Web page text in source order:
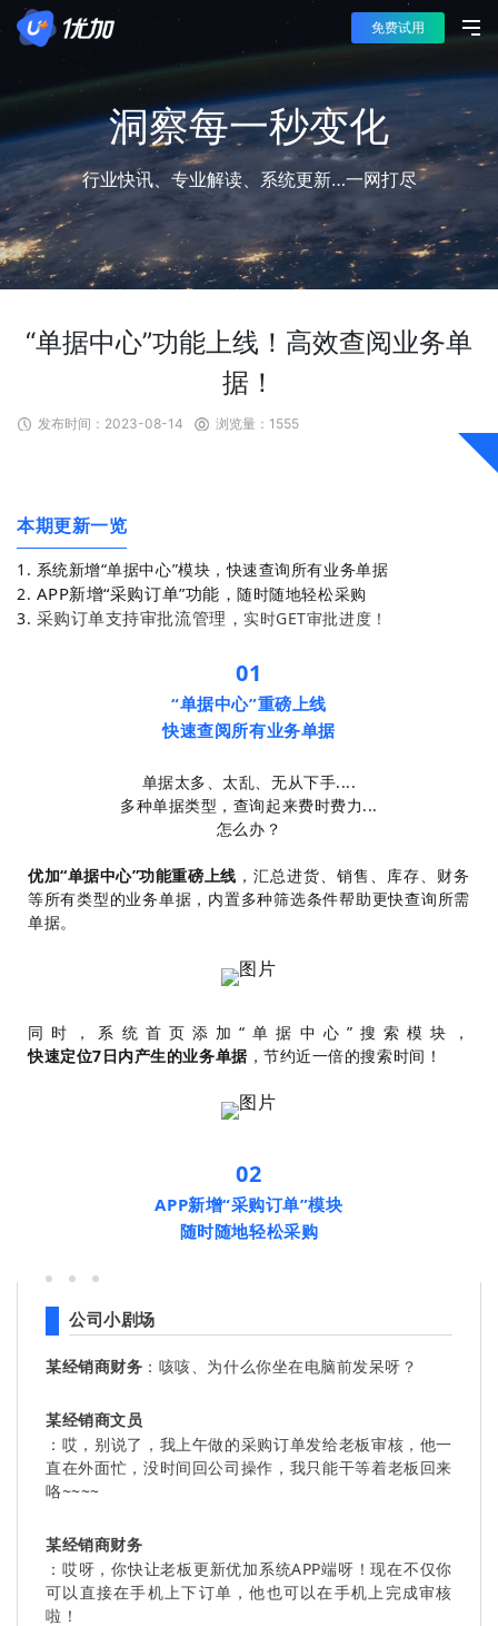
免费试用
洞察每一秒变化
行业快讯、专业解读、系统更新…一网打尽
“单据中心”功能上线！高效查阅业务单
据！
发布时间： 2023-08-14 浏览量： 1555
本期更新一览
1. 系统新增“单据中心”模块，快速查询所有业务单据
2. APP新增“采购订单”功能，随时随地轻松采购
3. 采购订单支持审批流管理， 实时GET审批进度！
01
“单据中心”重磅上线
快速查阅所有业务单据
单据太多、太乱、无从下手....
多种单据类型，查询起来费时费力...
怎么办？
优加“单据中心”功能重磅上线 ，汇总进货、销售、库存、财务
等所有类型的业务单据，内置多种筛选条件帮助更快查询所需
单据。
同时，系统首页添加“单据中心”搜索模块，
快速定位7日内产生的业务单据，节约近一倍的搜索时间！
02
APP新增“采购订单”模块
随时随地轻松采购
公司小剧场
某经销商财务 ：咳咳、为什么你坐在电脑前发呆呀？
某经销商文员
：哎，别说了，我上午做的采购订单发给老板审核，他一
直在外面忙，没时间回公司操作，我只能干等着老板回来
咯~~~~
某经销商财务
：哎呀，你快让老板更新优加系统APP端呀！现在不仅你
可以直接在手机上下订单，他也可以在手机上完成审核
啦！